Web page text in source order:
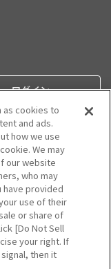
ログイン
as cookies to
and ads.
how we use
We may
our website
who may
have provided
use of their
or share of
[Do Not Sell
your right. If
then it